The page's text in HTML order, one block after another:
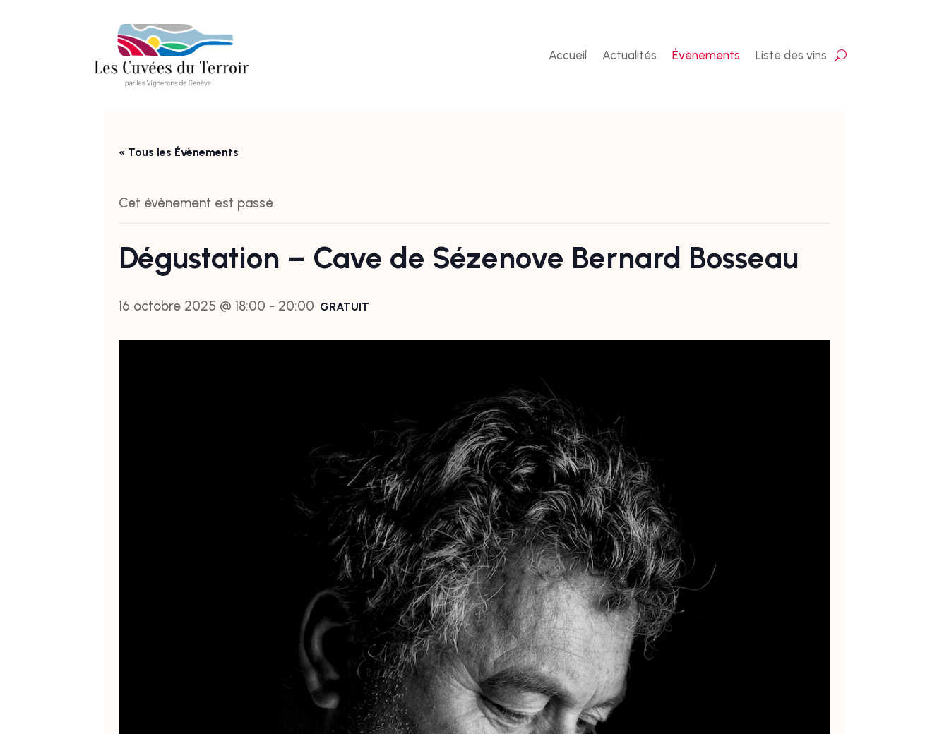
Accueil Actualités Évènements Liste des vins
« Tous les Évènements
Cet évènement est passé.
Dégustation – Cave de Sézenove Bernard Bosseau
16 octobre 2025 @ 18:00 - 20:00 GRATUIT